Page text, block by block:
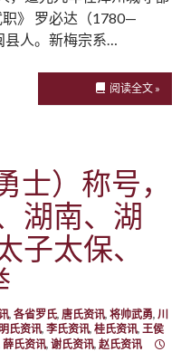
》 罗必达（1780—
县人。新梅宗系…
阅读全文 »
士）称号，
湖南、湖
子太保、
, 各省罗氏, 唐氏资讯, 将帅武勇, 川
明氏资讯, 李氏资讯, 桂氏资讯, 王侯
薛氏资讯, 谢氏资讯, 赵氏资讯